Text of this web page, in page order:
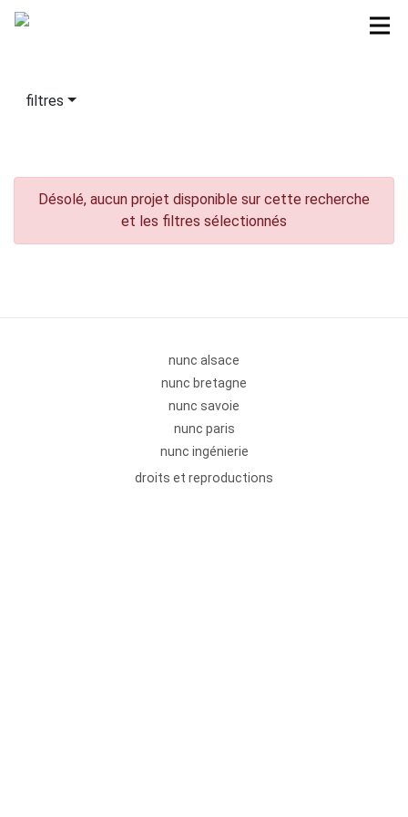
filtres
Désolé, aucun projet disponible sur cette recherche
et les filtres sélectionnés
nunc alsace
nunc bretagne
nunc savoie
nunc paris
nunc ingénierie
droits et reproductions